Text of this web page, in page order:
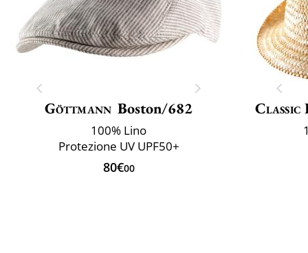
Göttmann Boston/682
100% Lino
Protezione UV UPF50+
80€00